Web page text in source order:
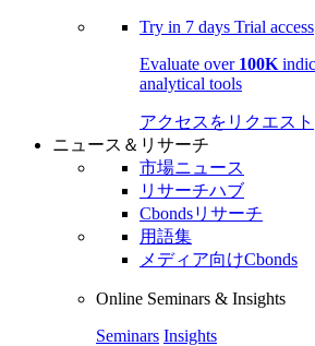
Try in 7 days Trial access
Evaluate over 100K
analytical tools
アクセスをリクエスト
ニュース＆リサーチ
市場ニュース
リサーチハブ
Cbondsリサーチ
用語集
メディア向けCbonds
Online Seminars & Insights
Seminars Insights